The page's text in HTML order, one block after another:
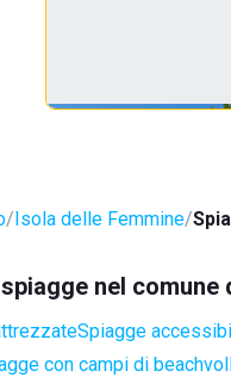
Isola delle Femmine
nel comune
Spiagge
con campi di